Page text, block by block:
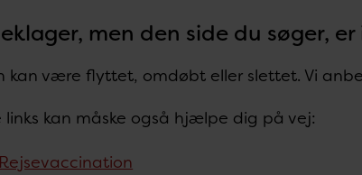
men den side du søger,
kan være flyttet, omdøbt eller slettet. Vi
links kan måske også hjælpe dig på vej:
Rejsevaccination